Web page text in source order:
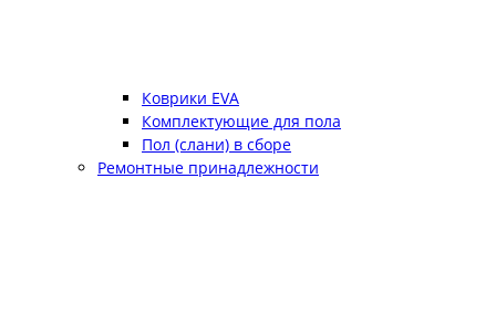
Коврики EVA
Комплектующие для пола
Пол (слани) в сборе
Ремонтные принадлежности